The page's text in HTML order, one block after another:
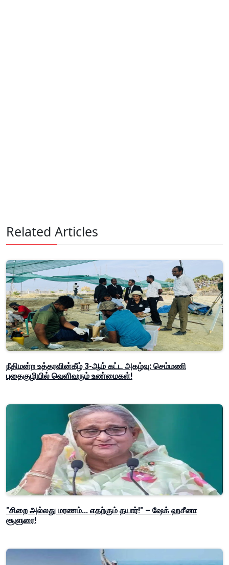
Related Articles
நீதிமன்ற உத்தரவின்கீழ் 3-ஆம் கட்ட அகழ்வு: செம்மணி
புதைகுழியில் வெளிவரும் உண்மைகள்!
"சிறை அல்லது மரணம்... எதற்கும் தயார்!" – ஷேக் ஹசீனா
சூளுரை!